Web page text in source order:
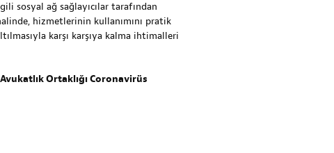
sosyal ağ sağlayıcılar tarafından
hizmetlerinin kullanımını pratik
karşı karşıya kalma ihtimalleri
Ortaklığı Coronavirüs